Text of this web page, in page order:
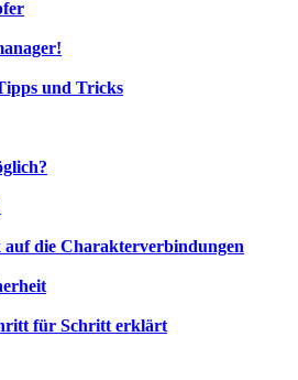
und Tricks
die Charakterverbindungen
für Schritt erklärt